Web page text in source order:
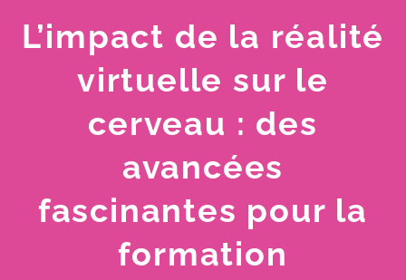
L’impact de la réalité
virtuelle sur le
cerveau : des
avancées
fascinantes pour la
formation